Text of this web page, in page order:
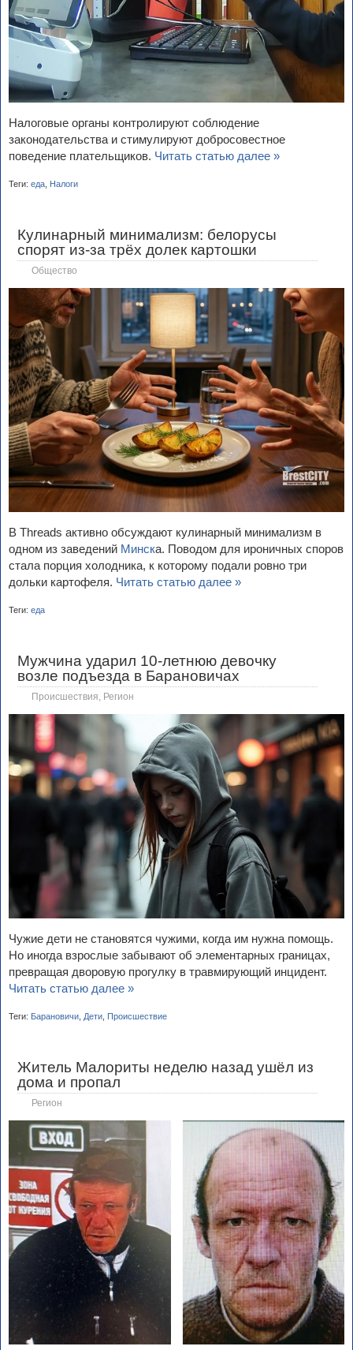
Налоговые органы контролируют соблюдение
законодательства и стимулируют добросовестное
поведение плательщиков. Читать статью далее »
Теги: еда Налоги
Кулинарный минимализм: белорусы
спорят из-за трёх долек картошки
Общество
В Threads активно обсуждают кулинарный минимализм в
одном из заведений Минска. Поводом для ироничных споров
стала порция холодника, к которому подали ровно три
дольки картофеля. Читать статью далее »
Теги: еда
Мужчина ударил 10-летнюю девочку
возле подъезда в Барановичах
Происшествия Регион
Чужие дети не становятся чужими, когда им нужна помощь.
Но иногда взрослые забывают об элементарных границах,
превращая дворовую прогулку в травмирующий инцидент.
Читать статью далее »
Теги: Барановичи Дети Происшествие
Житель Малориты неделю назад ушёл из
дома и пропал
Регион